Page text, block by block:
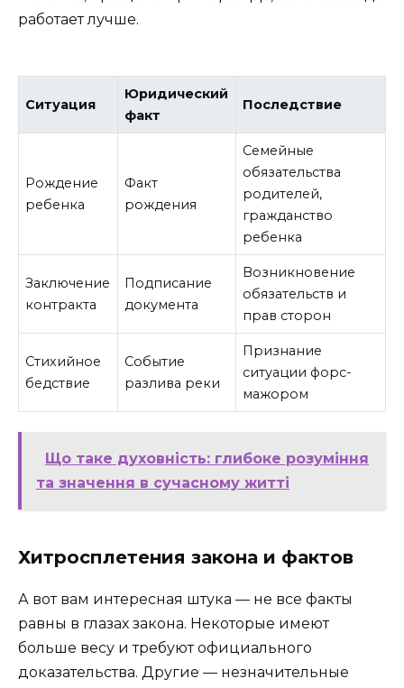
работает лучше.
Ситуация
Юридический
факт
Последствие
Рождение
ребенка
Факт
рождения
Семейные
обязательства
родителей,
гражданство
ребенка
Заключение
контракта
Подписание
документа
Возникновение
обязательств и
прав сторон
Стихийное
бедствие
Событие
разлива реки
Признание
ситуации форс-
мажором
Що таке духовність: глибоке розуміння
та значення в сучасному житті
Хитросплетения закона и фактов
А вот вам интересная штука — не все факты
равны в глазах закона. Некоторые имеют
больше весу и требуют официального
доказательства. Другие — незначительные